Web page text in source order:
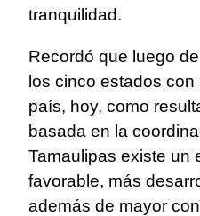
tranquilidad.
Recordó que luego
los cinco estados
país, hoy, como
basada en la
Tamaulipas existe un
favorable, más
además de mayor